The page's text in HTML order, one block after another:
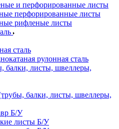
и перфорированные листы
перфорированные листы
рифленые листы
сталь
рулонная сталь
балки, листы, швеллеры,
балки, листы, швеллеры,
Б/У
листы Б/У